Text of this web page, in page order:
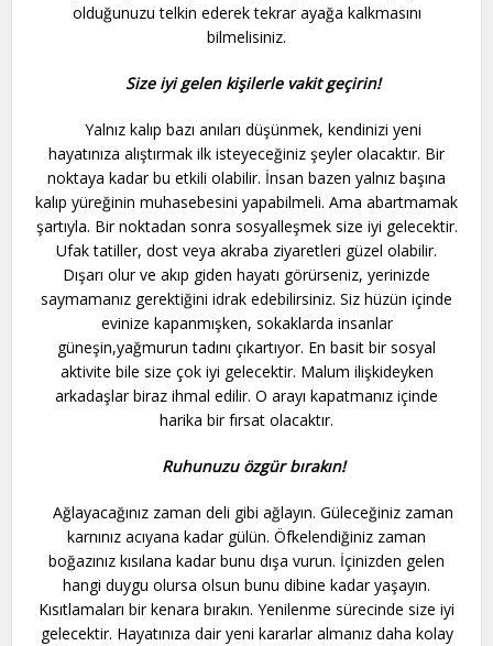
olduğunuzu telkin ederek tekrar ayağa kalkmasını
bilmelisiniz.
Size iyi gelen kişilerle vakit geçirin!
Yalnız kalıp bazı anıları düşünmek, kendinizi yeni
hayatınıza alıştırmak ilk isteyeceğiniz şeyler olacaktır. Bir
noktaya kadar bu etkili olabilir. İnsan bazen yalnız başına
kalıp yüreğinin muhasebesini yapabilmeli. Ama abartmamak
şartıyla. Bir noktadan sonra sosyalleşmek size iyi gelecektir.
Ufak tatiller, dost veya akraba ziyaretleri güzel olabilir.
Dışarı olur ve akıp giden hayatı görürseniz, yerinizde
saymamanız gerektiğini idrak edebilirsiniz. Siz hüzün içinde
evinize kapanmışken, sokaklarda insanlar
güneşin,yağmurun tadını çıkartıyor. En basit bir sosyal
aktivite bile size çok iyi gelecektir. Malum ilişkideyken
arkadaşlar biraz ihmal edilir. O arayı kapatmanız içinde
harika bir fırsat olacaktır.
Ruhunuzu özgür bırakın!
Ağlayacağınız zaman deli gibi ağlayın. Güleceğiniz zaman
karnınız acıyana kadar gülün. Öfkelendiğiniz zaman
boğazınız kısılana kadar bunu dışa vurun. İçinizden gelen
hangi duygu olursa olsun bunu dibine kadar yaşayın.
Kısıtlamaları bir kenara bırakın. Yenilenme sürecinde size iyi
gelecektir. Hayatınıza dair yeni kararlar almanız daha kolay